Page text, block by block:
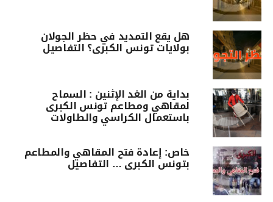
هل يقع التمديد في حظر الجولان
بولايات تونس الكبرى؟ التفاصيل
بداية من الغد الإثنين : السماح
لمقاهي ومطاعم تونس الكبرى
باستعمال الكراسي والطاولات
خاص: إعادة فتح المقاهي والمطاعم
بتونس الكبرى … التفاصيل